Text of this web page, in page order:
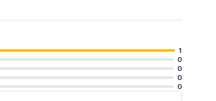
1
0
0
0
0